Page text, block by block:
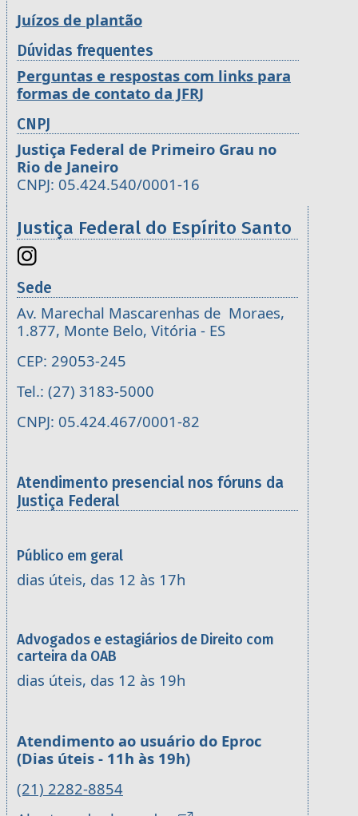
Juízos de plantão
Dúvidas frequentes
Perguntas e respostas com links para
formas de contato da JFRJ
CNPJ
Justiça Federal de Primeiro Grau no
Rio de Janeiro
CNPJ: 05.424.540/0001-16
Justiça Federal do Espírito Santo
Sede
Av. Marechal Mascarenhas de Moraes,
1.877, Monte Belo, Vitória - ES
CEP: 29053-245
Tel.: (27) 3183-5000
CNPJ: 05.424.467/0001-82
Atendimento presencial nos fóruns da
Justiça Federal
Público em geral
dias úteis, das 12 às 17h
Advogados e estagiários de Direito com
carteira da OAB
dias úteis, das 12 às 19h
Atendimento ao usuário do Eproc
(Dias úteis - 11h às 19h)
(21) 2282-8854